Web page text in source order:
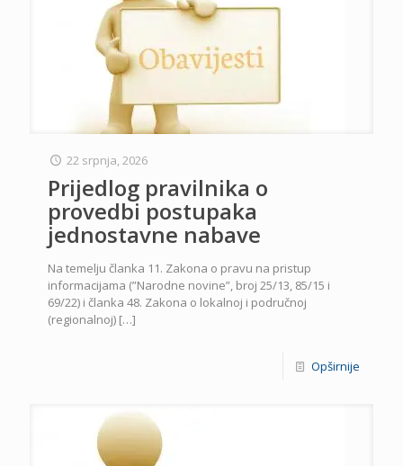
22 srpnja, 2026
Prijedlog pravilnika o
provedbi postupaka
jednostavne nabave
Na temelju članka 11. Zakona o pravu na pristup
informacijama (”Narodne novine”, broj 25/13, 85/15 i
69/22) i članka 48. Zakona o lokalnoj i područnoj
(regionalnoj) […]
Opširnije